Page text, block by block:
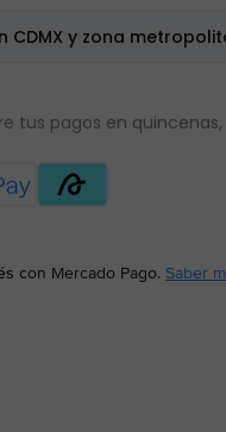
CDMX y zona
con Mercado Pago. Saber